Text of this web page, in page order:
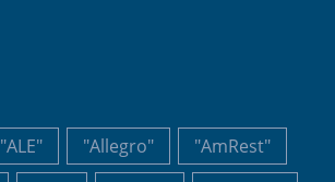
"ALE" "Allegro"
"AmRest"